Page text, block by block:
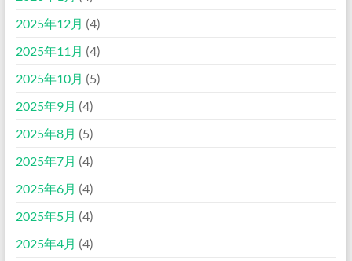
2025年12月 (4)
2025年11月 (4)
2025年10月 (5)
2025年9月 (4)
2025年8月 (5)
2025年7月 (4)
2025年6月 (4)
2025年5月 (4)
2025年4月 (4)